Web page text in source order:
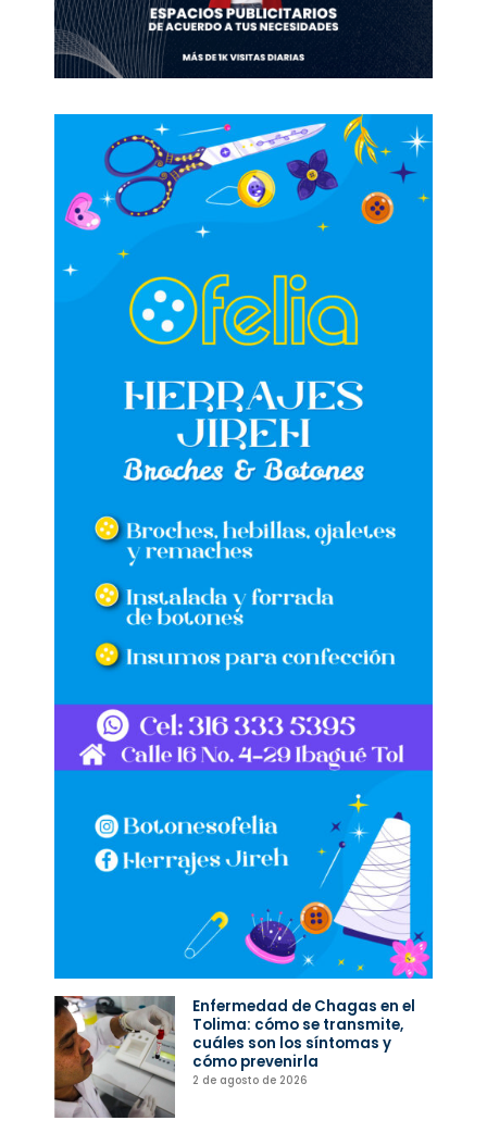
Enfermedad de Chagas en el
Tolima: cómo se transmite,
cuáles son los síntomas y
cómo prevenirla
2 de agosto de 2026